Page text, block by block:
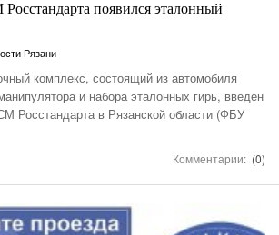
появился эталонный
Рязани
комплекс, состоящий из автомобиля
и набора эталонных гирь, введен
Росстандарта в Рязанской области (ФБУ
Комментарии: (0)